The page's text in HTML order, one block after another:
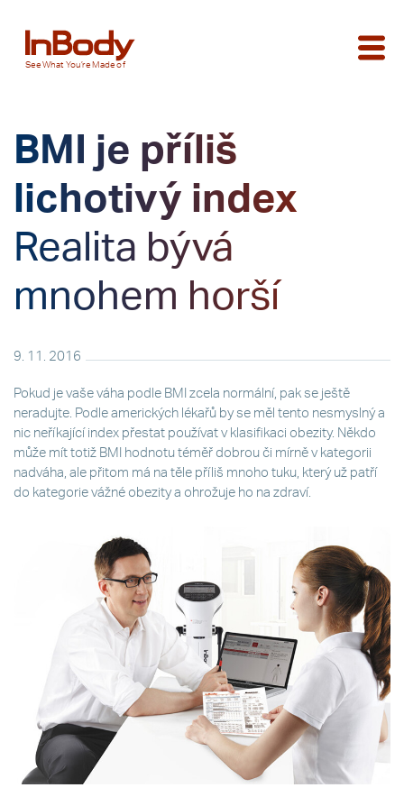
See What You’re Made of
BMI je příliš
lichotivý index
Realita bývá
mnohem horší
9. 11. 2016
Pokud je vaše váha podle BMI zcela normální, pak se ještě
neradujte. Podle amerických lékařů by se měl tento nesmyslný a
nic neříkající index přestat používat v klasifikaci obezity. Někdo
může mít totiž BMI hodnotu téměř dobrou či mírně v kategorii
nadváha, ale přitom má na těle příliš mnoho tuku, který už patří
do kategorie vážné obezity a ohrožuje ho na zdraví.